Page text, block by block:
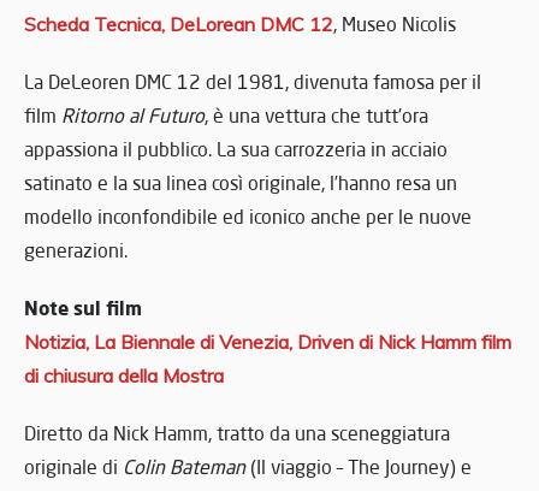
Scheda Tecnica, DeLorean DMC 12, Museo Nicolis
La DeLeoren DMC 12 del 1981, divenuta famosa per il
film Ritorno al Futuro, è una vettura che tutt’ora
appassiona il pubblico. La sua carrozzeria in acciaio
satinato e la sua linea così originale, l’hanno resa un
modello inconfondibile ed iconico anche per le nuove
generazioni.
Note sul film
Notizia, La Biennale di Venezia, Driven di Nick Hamm film
di chiusura della Mostra
Diretto da Nick Hamm, tratto da una sceneggiatura
originale di Colin Bateman(Il viaggio – The Journey) e